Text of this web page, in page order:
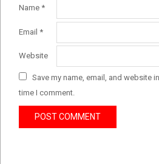
Name *
Email *
Website
Save my name, email, and website
time I comment.